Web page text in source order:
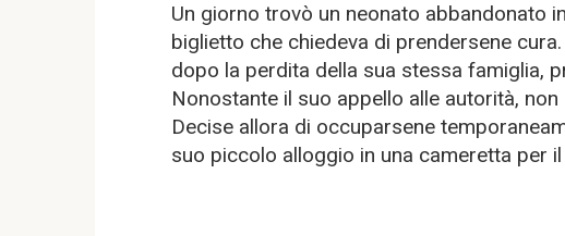
Un giorno trovò un neonato abbandonato
biglietto che chiedeva di prendersene
dopo la perdita della sua stessa famiglia,
Nonostante il suo appello alle autorità,
Decise allora di occuparsene
suo piccolo alloggio in una cameretta per